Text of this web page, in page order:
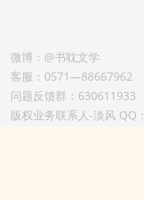
微博：@书耽文学
客服：0571—88667962
问题反馈群：630611933
版权业务联系人-淡风 QQ：